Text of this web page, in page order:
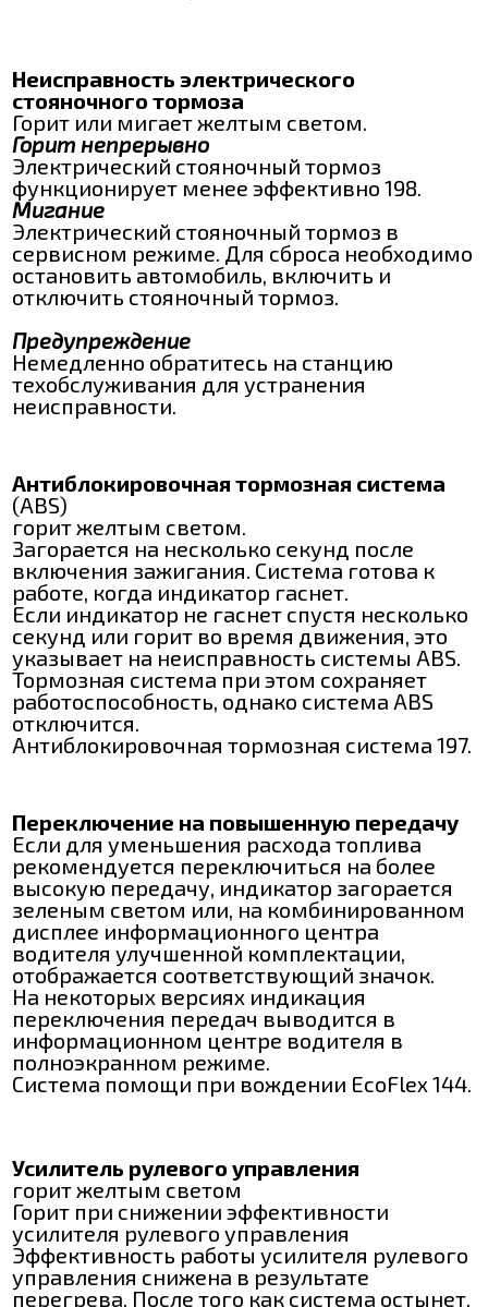
Неисправность электрического
стояночного тормоза
Горит или мигает желтым светом.
Горит непрерывно
Электрический стояночный тормоз
функционирует менее эффективно 198.
Мигание
Электрический стояночный тормоз в
сервисном режиме. Для сброса необходимо
остановить автомобиль, включить и
отключить стояночный тормоз.
Предупреждение
Немедленно обратитесь на станцию
техобслуживания для устранения
неисправности.
Антиблокировочная тормозная система
(ABS)
горит желтым светом.
Загорается на несколько секунд после
включения зажигания. Система готова к
работе, когда индикатор гаснет.
Если индикатор не гаснет спустя несколько
секунд или горит во время движения, это
указывает на неисправность системы АBS.
Тормозная система при этом сохраняет
работоспособность, однако система АBS
отключится.
Антиблокировочная тормозная система 197.
Переключение на повышенную передачу
Если для уменьшения расхода топлива
рекомендуется переключиться на более
высокую передачу, индикатор загорается
зеленым светом или, на комбинированном
дисплее информационного центра
водителя улучшенной комплектации,
отображается соответствующий значок.
На некоторых версиях индикация
переключения передач выводится в
информационном центре водителя в
полноэкранном режиме.
Система помощи при вождении EcoFlex 144.
Усилитель рулевого управления
горит желтым светом
Горит при снижении эффективности
усилителя рулевого управления
Эффективность работы усилителя рулевого
управления снижена в результате
перегрева. После того как система остынет,